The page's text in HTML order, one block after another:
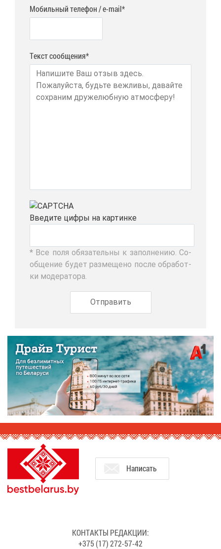
Мобильный телефон / e-mail*
Текст сообщения*
Вве­ди­те циф­ры на кар­тин­ке
* Все по­ля обя­за­тель­ны к за­пол­не­нию. Со­
об­ще­ние бу­дет раз­ме­ще­но по­сле об­ра­бот­
ки мо­де­ра­то­ра.
На­пи­сать
КОН­ТАК­ТЫ РЕ­ДАК­ЦИИ:
+375 (17) 272-57-42